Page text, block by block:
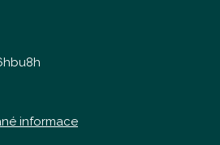
informace